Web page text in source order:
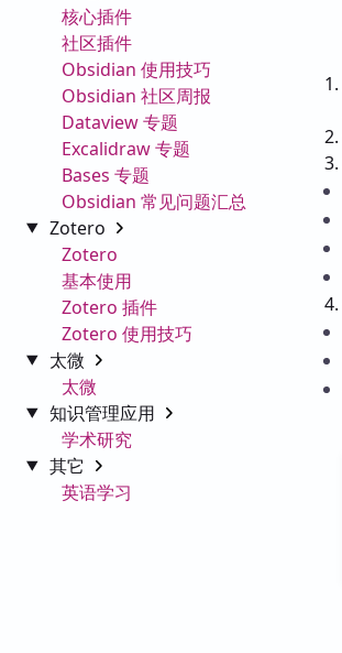
核心插件
社区插件
Obsidian 使用技巧
Obsidian 社区周报
Dataview 专题
Excalidraw 专题
Bases 专题
Obsidian 常见问题汇总
Zotero
Zotero
基本使用
Zotero 插件
Zotero 使用技巧
太微
太微
知识管理应用
学术研究
其它
英语学习